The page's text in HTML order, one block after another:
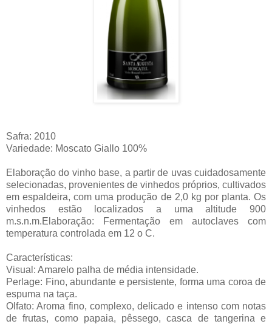
Safra: 2010
Variedade: Moscato Giallo 100%
Elaboração do vinho base, a partir de uvas cuidadosamente
selecionadas, provenientes de vinhedos próprios, cultivados
em espaldeira, com uma produção de 2,0 kg por planta. Os
vinhedos estão localizados a uma altitude 900
m.s.n.m.Elaboração: Fermentação em autoclaves com
temperatura controlada em 12 o C.
Características:
Visual: Amarelo palha de média intensidade.
Perlage: Fino, abundante e persistente, forma uma coroa de
espuma na taça.
Olfato: Aroma fino, complexo, delicado e intenso com notas
de frutas, como papaia, pêssego, casca de tangerina e